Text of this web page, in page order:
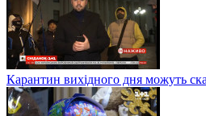
Карантин вихідного дня можуть